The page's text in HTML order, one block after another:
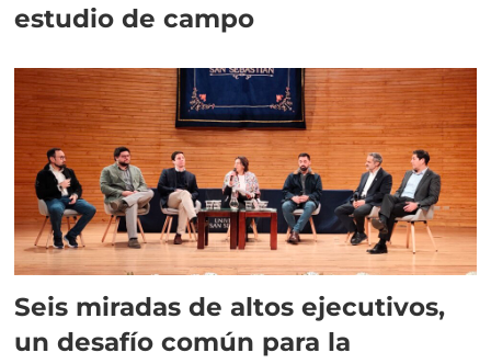
estudio de campo
Seis miradas de altos ejecutivos,
un desafío común para la